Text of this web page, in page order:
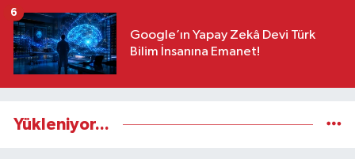
Google’ın Yapay Zekâ Devi Türk
Bilim İnsanına Emanet!
6
Yükleniyor...